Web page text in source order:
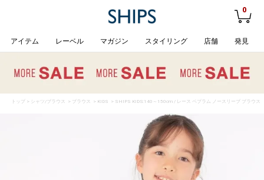
0
アイテム レーベル マガジン スタイリング 店舗 発見
トップ > シャツ/ブラウス > ブラウス > KIDS > SHIPS KIDS:140～150cm / レース ペプラム ノースリーブ ブラウス